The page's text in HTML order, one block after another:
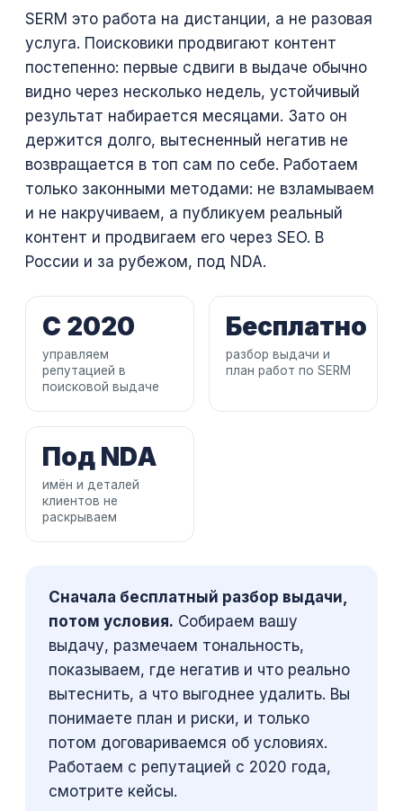
SERM это работа на дистанции, а не разовая
услуга. Поисковики продвигают контент
постепенно: первые сдвиги в выдаче обычно
видно через несколько недель, устойчивый
результат набирается месяцами. Зато он
держится долго, вытесненный негатив не
возвращается в топ сам по себе. Работаем
только законными методами: не взламываем
и не накручиваем, а публикуем реальный
контент и продвигаем его через SEO. В
России и за рубежом, под NDA.
С 2020
управляем
репутацией в
поисковой выдаче
Бесплатно
разбор выдачи и
план работ по SERM
Под NDA
имён и деталей
клиентов не
раскрываем
Сначала бесплатный разбор выдачи,
потом условия. Собираем вашу
выдачу, размечаем тональность,
показываем, где негатив и что реально
вытеснить, а что выгоднее удалить. Вы
понимаете план и риски, и только
потом договариваемся об условиях.
Работаем с репутацией с 2020 года,
смотрите кейсы.